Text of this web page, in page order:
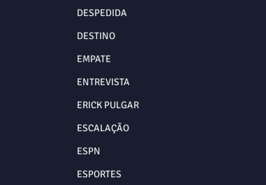
DESPEDIDA
DESTINO
EMPATE
ENTREVISTA
ERICK PULGAR
ESCALAÇÃO
ESPN
ESPORTES